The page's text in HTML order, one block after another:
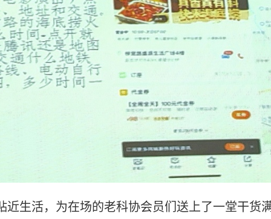
近生活，为在场的老科协会员们送上了一堂干货